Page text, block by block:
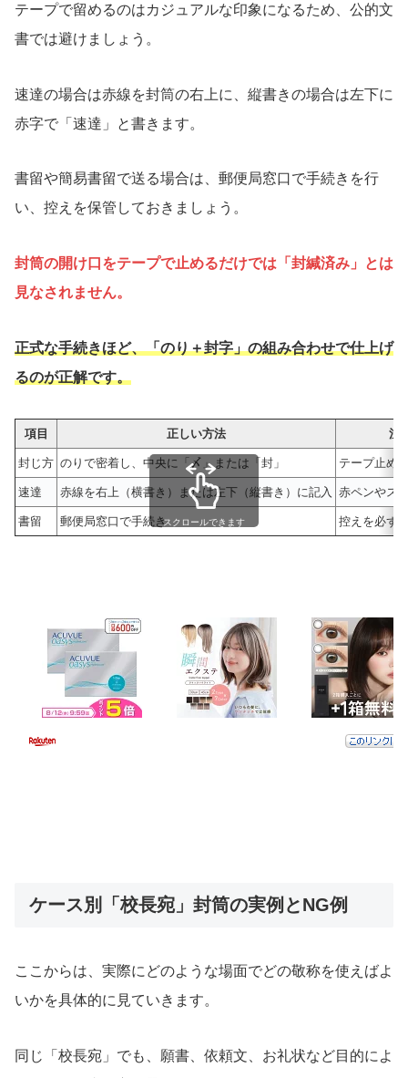
テープで留めるのはカジュアルな印象になるため、公的文
書では避けましょう。
速達の場合は赤線を封筒の右上に、縦書きの場合は左下に
赤字で「速達」と書きます。
書留や簡易書留で送る場合は、郵便局窓口で手続きを行
い、控えを保管しておきましょう。
封筒の開け口をテープで止めるだけでは「封緘済み」とは
見なされません。
正式な手続きほど、「のり＋封字」の組み合わせで仕上げ
るのが正解です。
項目 正しい方法 注
封じ方 のりで密着し、中央に「〆」または「封」 テープ止め
速達 赤線を右上（横書き）または左下（縦書き）に記入 赤ペンやス
書留 郵便局窓口で手続き 控えを必ず
スクロールできます
ケース別「校長宛」封筒の実例とNG例
ここからは、実際にどのような場面でどの敬称を使えばよ
いかを具体的に見ていきます。
同じ「校長宛」でも、願書、依頼文、お礼状など目的によ